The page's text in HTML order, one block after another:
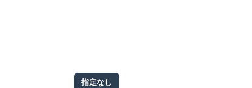
指定なし